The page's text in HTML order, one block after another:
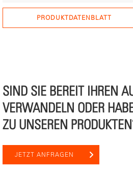
PRODUKTDATENBLATT
SIND SIE BEREIT IHREN
ERWANDELN ODER
U UNSEREN PRODUKTEN?
JETZT ANFRAGEN